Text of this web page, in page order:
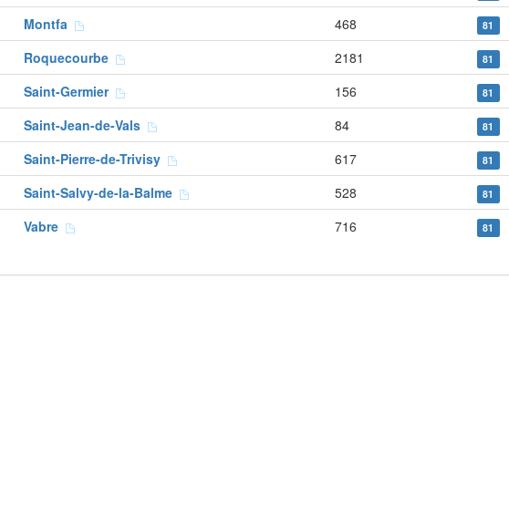
Montfa 468 81
Roquecourbe 2181 81
Saint-Germier 156 81
Saint-Jean-de-Vals 84 81
Saint-Pierre-de-Trivisy 617 81
Saint-Salvy-de-la-Balme 528 81
Vabre 716 81